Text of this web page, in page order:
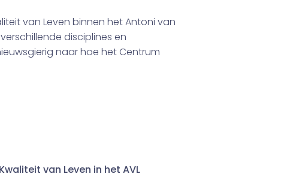
van Leven binnen het Antoni van
disciplines en
naar hoe het Centrum
van Leven in het AVL